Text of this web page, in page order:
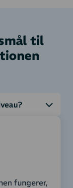
til
fungerer,